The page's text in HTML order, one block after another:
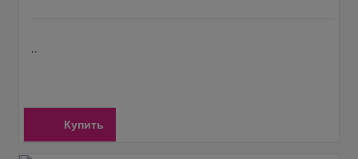
..
Купить